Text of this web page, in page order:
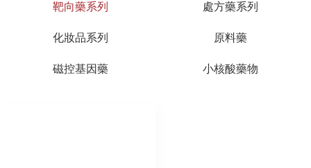
靶向藥系列 處方藥系列
化妝品系列 原料藥
磁控基因藥 小核酸藥物